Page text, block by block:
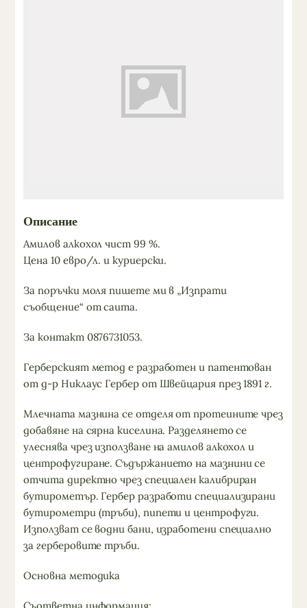
Описание
Амилов алкохол чист 99 %.
Цена 10 евро/л. и куриерски.
За поръчки моля пишете ми в „Изпрати
съобщение“ от саита.
За контакт 0876731053.
Герберският метод е разработен и патентован
от д-р Никлаус Гербер от Швейцария през 1891 г.
Млечната мазнина се отделя от протеините чрез
добавяне на сярна киселина. Разделянето се
улеснява чрез използване на амилов алкохол и
центрофугиране. Съдържанието на мазнини се
отчита директно чрез специален калибриран
бутирометър. Гербер разработи специализирани
бутирометри (тръби), пипети и центрофуги.
Използват се водни бани, изработени специално
за герберовите тръби.
Основна методика